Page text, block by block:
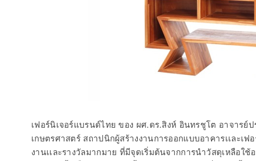
เฟอร์นิเจอร์แบรนด์ไทย ของ ผศ.ดร.สิงห์ อินทรชูโต อาจาร
เกษตรศาสตร์ สถาปนิกผู้สร้างงานการออกแบบอาคารเเละเ
งานเเละรางวัลมากมาย ที่มีจุดเริ่มต้นจากการนำวัสดุเหลือใ